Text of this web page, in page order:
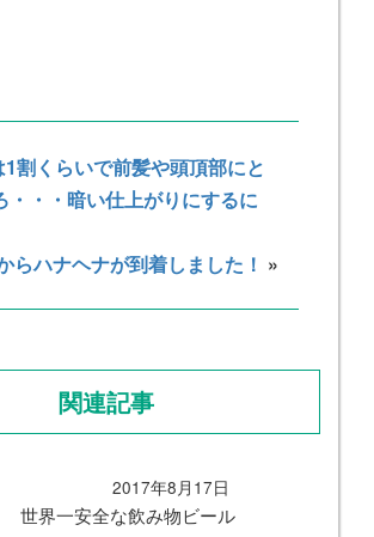
1割くらいで前髪や頭頂部にと
・・・暗い仕上がりにするに
らハナヘナが到着しました！ »
関連記事
2017年8月17日
世界一安全な飲み物ビール